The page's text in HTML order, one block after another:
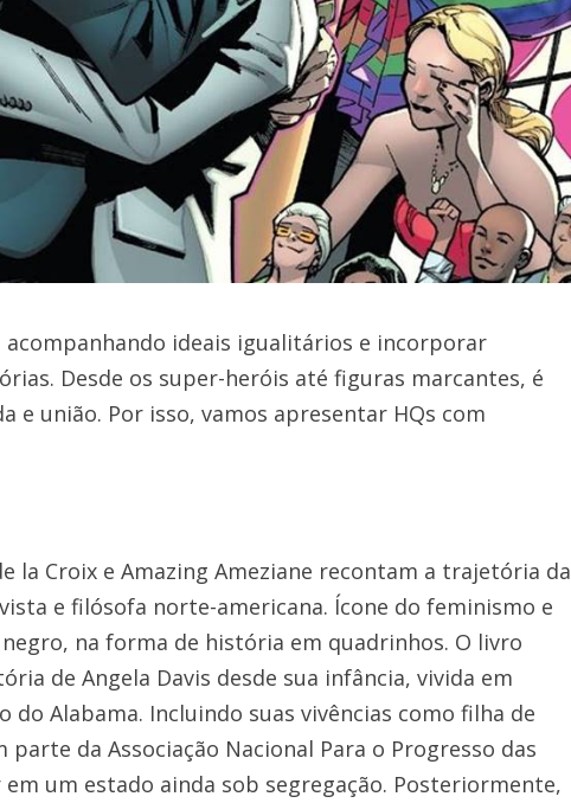
ideais igualitários e incorporar
Desde os super-heróis até figuras marcantes, é
e união. Por isso, vamos apresentar HQs com
la Croix e Amazing Ameziane recontam a trajetória da
e filósofa norte-americana. Ícone do feminismo e
na forma de história em quadrinhos. O livro
de Angela Davis desde sua infância, vivida em
do Alabama. Incluindo suas vivências como filha de
parte da Associação Nacional Para o Progresso das
em um estado ainda sob segregação. Posteriormente,